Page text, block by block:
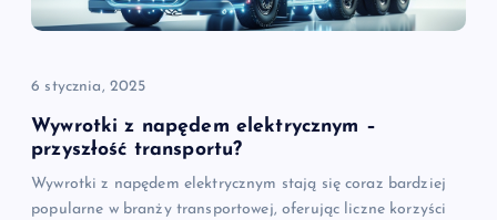
p
s
u
6 stycznia, 2025
Wywrotki z napędem elektrycznym –
przyszłość transportu?
Wywrotki z napędem elektrycznym stają się coraz bardziej
popularne w branży transportowej, oferując liczne korzyści